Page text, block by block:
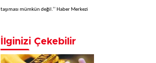
taşıması mümkün değil.’’ Haber Merkezi
İlginizi Çekebilir